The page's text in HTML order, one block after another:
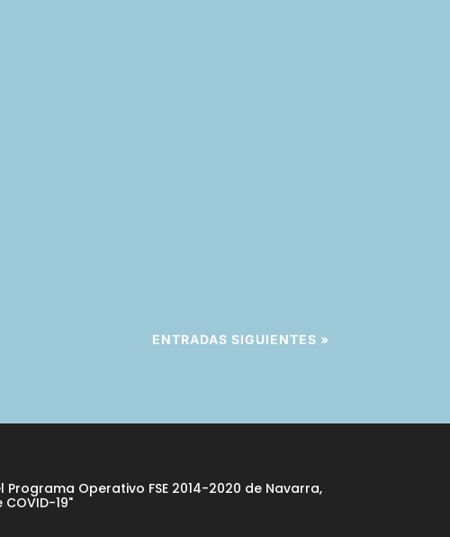
ENTRADAS SIGUIENTES »
Operativo FSE 2014-2020 de Navarra,
19"